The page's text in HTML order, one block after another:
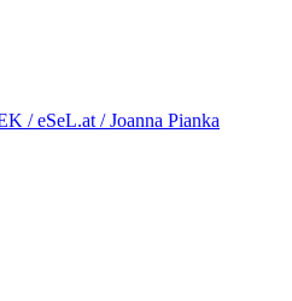
/ eSeL.at / Joanna Pianka